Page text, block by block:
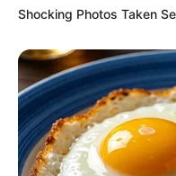
Shocking Photos Taken